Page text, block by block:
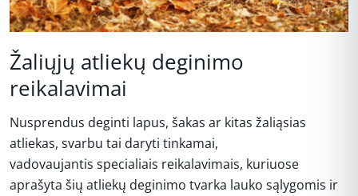
Žaliųjų atliekų deginimo
reikalavimai
Nusprendus deginti lapus, šakas ar kitas žaliąsias
atliekas, svarbu tai daryti tinkamai,
vadovaujantis specialiais reikalavimais, kuriuose
aprašyta šių atliekų deginimo tvarka lauko sąlygomis ir